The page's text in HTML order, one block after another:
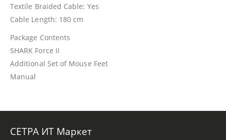
Textile Braided Cable: Yes
Cable Length: 180 cm
Package Contents
SHARK Force II
Additional Set of Mouse Feet
Manual
СЕТРА ИТ Маркет